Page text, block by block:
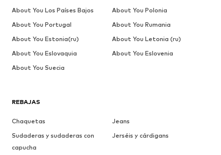
REBAJAS
Chaquetas
Jeans
Sudaderas y sudaderas con
capucha
Jerséis y cárdigans
About You Los Países Bajos
About You Polonia
About You Portugal
About You Rumania
About You Estonia(ru)
About You Letonia (ru)
About You Eslovaquia
About You Eslovenia
About You Suecia